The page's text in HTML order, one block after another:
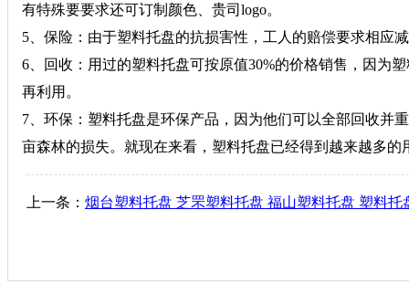
有特殊要要求还可订制颜色、贵司logo。
5、保险：由于塑料托盘的抗损害性，工人的赔偿要求相应
6、回收：用过的塑料托盘可按原值30%的价格销售，因为
再利用。
7、环保：塑料托盘是环保产品，因为他们可以全部回收并
亩森林的损失。就现在来看，塑料托盘已经得到越来越多
上一条： 烟台塑料托盘 芝罘塑料托盘 福山塑料托盘 塑料